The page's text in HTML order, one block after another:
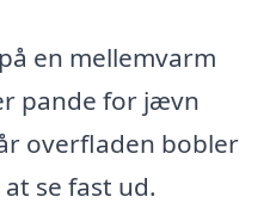
en mellemvarm
pande for jævn
overfladen bobler
se fast ud.